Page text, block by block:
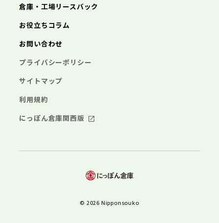
倉庫・工場リースバック
お役立ちコラム
お問い合わせ
プライバシーポリシー
サイトマップ
利用規約
にっぽん倉庫関西版
© 2026 Nipponsouko